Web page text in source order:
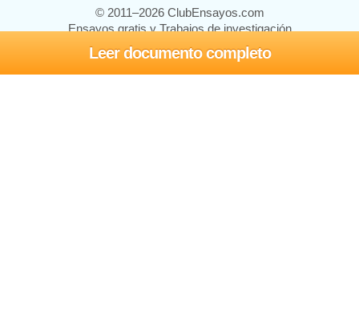
Leer documento completo
© 2011–2026 ClubEnsayos.com
Ensayos gratis y Trabajos de investigación